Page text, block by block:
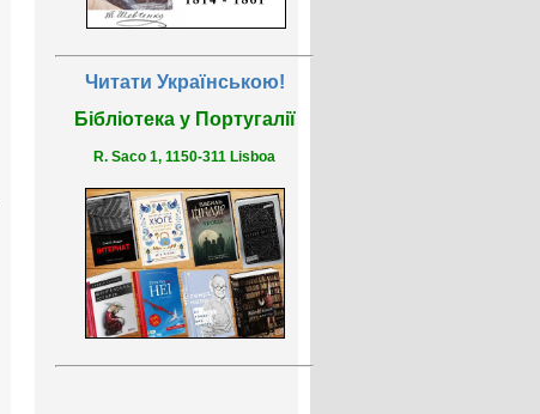
Читати Українською!
Бібліотека у Португалії
R. Saco 1, 1150-311 Lisboa